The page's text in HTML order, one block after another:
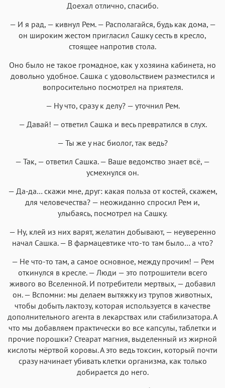
Доехал отлично, спасибо.
— И я рад, — кивнул Рем. — Располагайся, будь как дома, —
он широким жестом пригласил Сашку сесть в кресло,
стоящее напротив стола.
Оно было не такое громадное, как у хозяина кабинета, но
довольно удобное. Сашка с удовольствием разместился и
вопросительно посмотрел на приятеля.
— Ну что, сразу к делу? — уточнил Рем.
— Давай! — ответил Сашка и весь превратился в слух.
— Ты же у нас биолог, так ведь?
— Так, — ответил Сашка. — Ваше ведомство знает всё, —
усмехнулся он.
— Да-да… скажи мне, друг: какая польза от костей, скажем,
для человечества? — неожиданно спросил Рем и,
улыбаясь, посмотрел на Сашку.
— Ну, клей из них варят, желатин добывают, — неуверенно
начал Сашка. — В фармацевтике что-то там было… а что?
— Не что-то там, а самое основное, между прочим! — Рем
откинулся в кресле. — Люди — это потрошители всего
живого во Вселенной. И потребители мертвых, — добавил
он. — Вспомни: мы делаем вытяжку из трупов животных,
чтобы добыть лактозу, которая используется в качестве
дополнительного агента в лекарствах или стабилизатора. А
что мы добавляем практически во все капсулы, таблетки и
прочие порошки? Стеарат магния, выделенный из жирной
кислоты мёртвой коровы. А это ведь токсин, который почти
сразу начинает убивать клетки организма, как только
добирается до него.